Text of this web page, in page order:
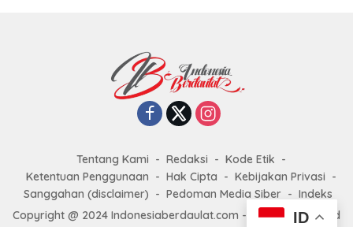
Tentang Kami Redaksi
Kode Etik
Ketentuan Penggunaan
Hak Cipta
Kebijakan Privasi
Sanggahan (disclaimer)
Pedoman Media Siber
Indeks
Copyright @ 2024 Indonesiaberdaulat.com - All right reserved
ID